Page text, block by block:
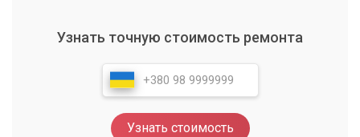
Узнать точную стоимость ремонта
Узнать стоимость